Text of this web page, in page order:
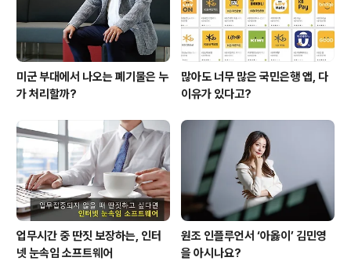
미군 부대에서 나오는 폐기물은 누
가 처리할까?
많아도 너무 많은 국민은행 앱, 다
이유가 있다고?
업무시간 중 딴짓 보장하는, 인터
넷 눈속임 소프트웨어
원조 인플루언서 ‘아옳이’ 김민영
을 아시나요?